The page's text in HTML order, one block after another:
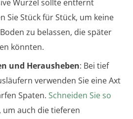
Wurzel sollte entfernt
Sie Stück für Stück, um keine
zu belassen, die später
könnten.
und Herausheben: Bei tief
verwenden Sie eine Axt
Spaten. Schneiden Sie so
, um auch die tieferen